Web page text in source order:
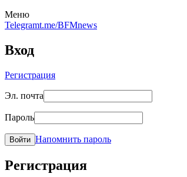
Меню
Telegramt.me/BFMnews
Вход
Регистрация
Эл. почта
Пароль
Войти Напомнить пароль
Регистрация